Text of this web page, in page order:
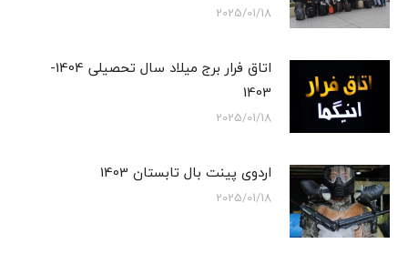
2025/01/18
اتاق فرار برج میلاد سال تحصیلی 1404-
1403
2025/01/18
اردوی پینت بال تابستان 1403
2025/01/18